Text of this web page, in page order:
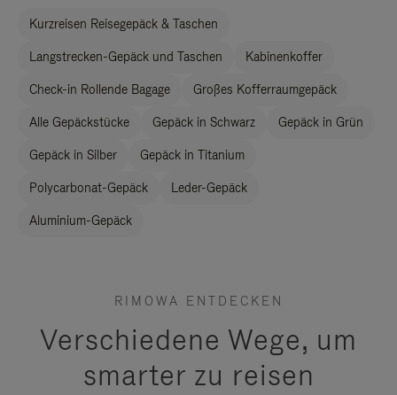
Kurzreisen Reisegepäck & Taschen
Langstrecken-Gepäck und Taschen Kabinenkoffer
Check-in Rollende Bagage Großes Kofferraumgepäck
Alle Gepäckstücke Gepäck in Schwarz Gepäck in Grün
Gepäck in Silber Gepäck in Titanium
Polycarbonat-Gepäck Leder-Gepäck
Aluminium-Gepäck
RIMOWA ENTDECKEN
Verschiedene Wege, um
smarter zu reisen